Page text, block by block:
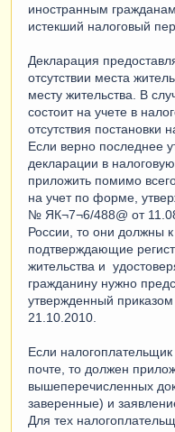
иностранным
истекший налоговый
Декларация
отсутствии места
месту жительства. В
состоит на учете в
отсутствия постановки
Если верно последнее
декларации в
приложить помимо
на учет по форме,
№ ЯК¬7¬6/488@ от
России, то они должны
подтверждающие
жительства и
гражданину нужно
утвержденный
21.10.2010.
Если
почте, то должен
вышеперечисленных
заверенные) и
Для тех